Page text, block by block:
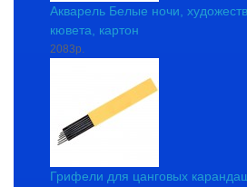
Акварель Белые ночи,
кювета, картон
2083р.
Грифели для цанговых